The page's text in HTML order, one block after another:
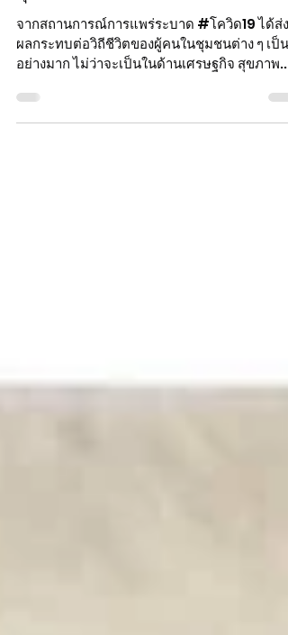
การจัดทำ PB ในโครงการนำร่อง
ยุคโควิด - 19
จากสถานการณ์การแพร่ระบาด #โควิด19 ได้ส่ง
ผลกระทบต่อวิถีชีวิตของผู้คนในชุมชนต่าง ๆ เป็น